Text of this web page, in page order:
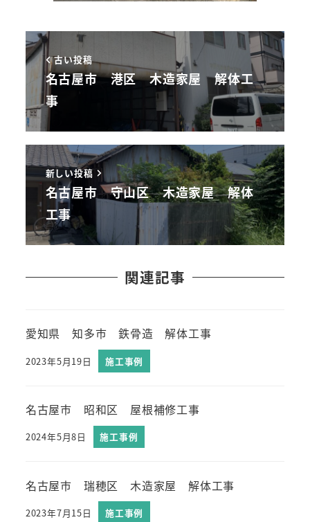
古い投稿
名古屋市 港区 木造家屋 解体工
事
新しい投稿
名古屋市 守山区 木造家屋 解体
工事
関連記事
愛知県 知多市 鉄骨造 解体工事
2023年5月19日 施工事例
名古屋市 昭和区 屋根補修工事
2024年5月8日 施工事例
名古屋市 瑞穂区 木造家屋 解体工事
2023年7月15日 施工事例